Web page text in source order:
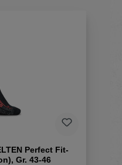
Perfect Fit-
Gr. 43-46